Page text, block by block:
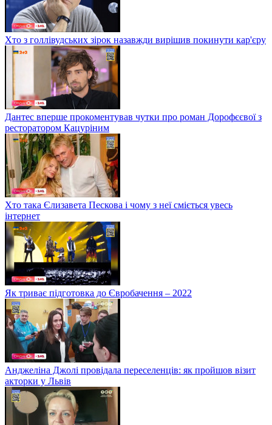
Хто з голлівудських зірок назавжди вирішив покинути кар'єру
Дантес вперше прокоментував чутки про роман Дорофєєвої з
ресторатором Кацуріним
Хто така Єлизавета Пескова і чому з неї сміється увесь
інтернет
Як триває підготовка до Євробачення – 2022
Анджеліна Джолі провідала переселенців: як пройшов візит
акторки у Львів